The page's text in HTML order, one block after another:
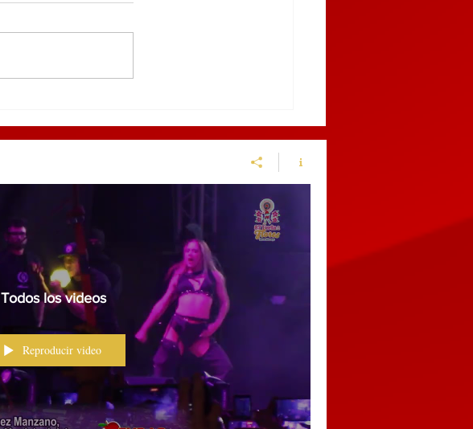
Huauchinango a sujeto por
agredir a una policía
municipal y alterar el orden
Todos los videos
Reproducir video